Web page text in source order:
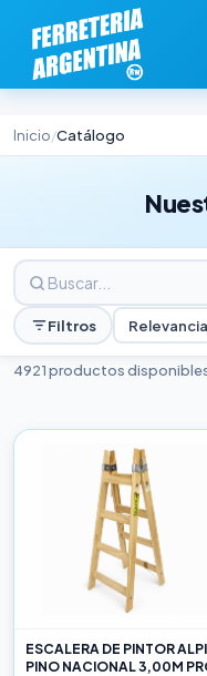
Inicio/Catálogo
Filtros Relevancia
4921 productos
ESCALERA DE PINTOR
PINO NACIONAL 3,00M